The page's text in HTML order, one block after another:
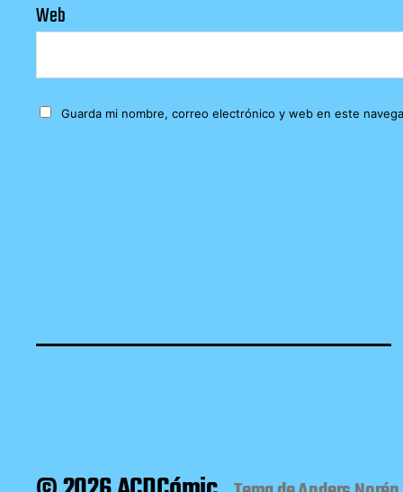
Web
Guarda mi nombre, correo electrónico y web en este